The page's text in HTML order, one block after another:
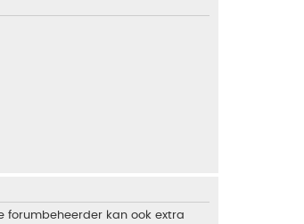
forumbeheerder kan ook extra